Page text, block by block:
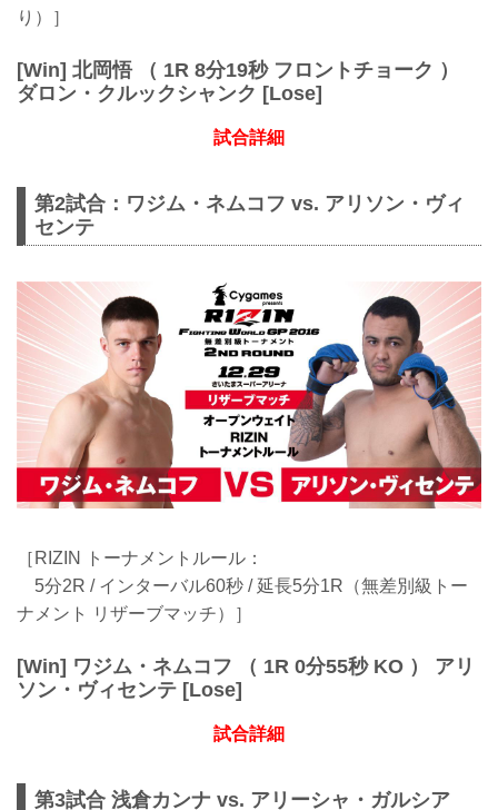
り）］
[Win] 北岡悟 （ 1R 8分19秒 フロントチョーク ）
ダロン・クルックシャンク [Lose]
試合詳細
第2試合：ワジム・ネムコフ vs. アリソン・ヴィ
センテ
［RIZIN トーナメントルール：
5分2R / インターバル60秒 / 延長5分1R（無差別級トー
ナメント リザーブマッチ）］
[Win] ワジム・ネムコフ （ 1R 0分55秒 KO ） アリ
ソン・ヴィセンテ [Lose]
試合詳細
第3試合 浅倉カンナ vs. アリーシャ・ガルシア